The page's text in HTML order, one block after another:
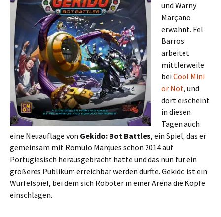
und Warny
Marçano
erwähnt. Fel
Barros
arbeitet
mittlerweile
bei Cool Mini
or Not, und
dort erscheint
in diesen
Tagen auch
eine Neuauflage von Gekido: Bot Battles, ein Spiel, das er
gemeinsam mit Romulo Marques schon 2014 auf
Portugiesisch herausgebracht hatte und das nun für ein
größeres Publikum erreichbar werden dürfte. Gekido ist ein
Würfelspiel, bei dem sich Roboter in einer Arena die Köpfe
einschlagen.